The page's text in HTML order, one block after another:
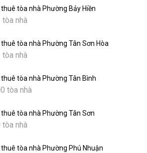
thuê tòa nhà Phường Bảy Hiền
tòa nhà
thuê tòa nhà Phường Tân Sơn Hòa
tòa nhà
thuê tòa nhà Phường Tân Bình
tòa nhà
thuê tòa nhà Phường Tân Sơn
tòa nhà
thuê tòa nhà Phường Phú Nhuận